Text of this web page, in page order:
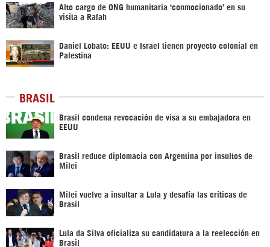
Alto cargo de ONG humanitaria ‘conmocionado’ en su
visita a Rafah
Daniel Lobato: EEUU e Israel tienen proyecto colonial en
Palestina
BRASIL
Brasil condena revocación de visa a su embajadora en
EEUU
Brasil reduce diplomacia con Argentina por insultos de
Milei
Milei vuelve a insultar a Lula y desafía las críticas de
Brasil
Lula da Silva oficializa su candidatura a la reelección en
Brasil